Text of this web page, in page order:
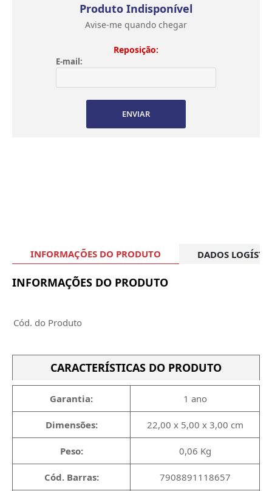
Produto Indisponível
Avise-me quando chegar
Reposição:
E-mail:
ENVIAR
INFORMAÇÕES DO PRODUTO DADOS
INFORMAÇÕES DO PRODUTO
Cód. do Produto
CARACTERÍSTICAS DO PRODUTO
Garantia: 1 ano
Dimensões: 22,00 x 5,00 x 3,00 cm
Peso: 0,06 Kg
Cód. Barras: 7908891118657